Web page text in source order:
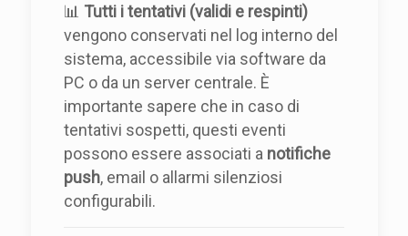
📊 Tutti i tentativi (validi e respinti)
vengono conservati nel log interno del
sistema, accessibile via software da
PC o da un server centrale. È
importante sapere che in caso di
tentativi sospetti, questi eventi
possono essere associati a notifiche
push, email o allarmi silenziosi
configurabili.